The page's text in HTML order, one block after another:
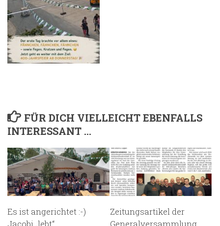
FÜR DICH VIELLEICHT EBENFALLS
INTERESSANT …
Es ist angerichtet :-)
Jacobi „lebt“
Zeitungsartikel der
Generalversammlung